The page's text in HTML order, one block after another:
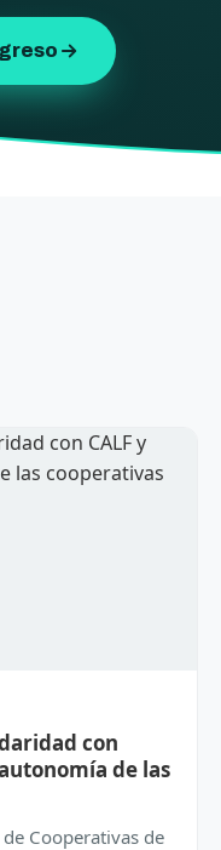
con
de las
Cooperativas de